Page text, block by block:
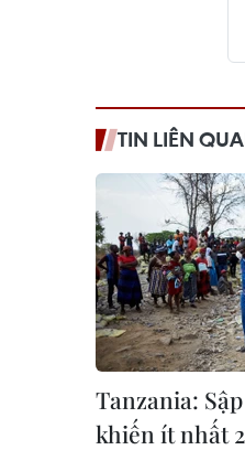
TIN LIÊN
Tanzania:
khiến ít nhất